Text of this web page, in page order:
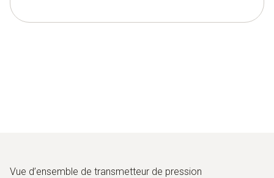
Vue d’ensemble de transmetteur de pression